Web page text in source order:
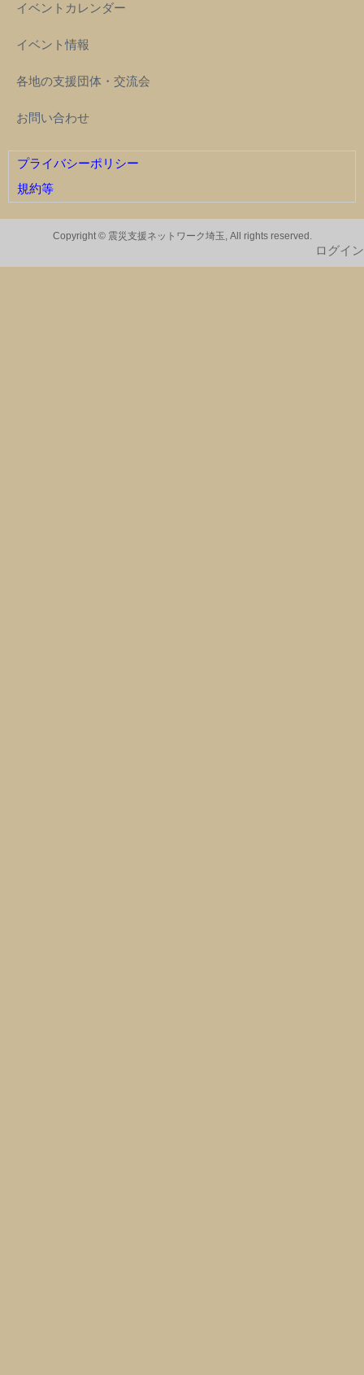
イベントカレンダー
イベント情報
各地の支援団体・交流会
お問い合わせ
プライバシーポリシー
規約等
Copyright © 震災支援ネットワーク埼玉, All rights reserved.
ログイン